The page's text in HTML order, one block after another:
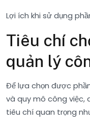
Lợi ích khi sử dụng
Tiêu chí
quản lý
Để lựa chọn được
và quy mô công việc,
tiêu chí quan trọng